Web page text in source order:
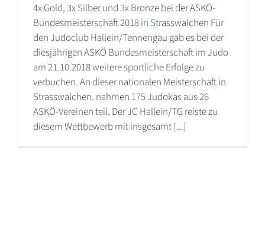
4x Gold, 3x Silber und 3x Bronze bei der ASKÖ-
Bundesmeisterschaft 2018 in Strasswalchen Für
den Judoclub Hallein/Tennengau gab es bei der
diesjährigen ASKÖ Bundesmeisterschaft im Judo
am 21.10.2018 weitere sportliche Erfolge zu
verbuchen. An dieser nationalen Meisterschaft in
Strasswalchen. nahmen 175 Judokas aus 26
ASKÖ-Vereinen teil. Der JC Hallein/TG reiste zu
diesem Wettbewerb mit insgesamt [...]